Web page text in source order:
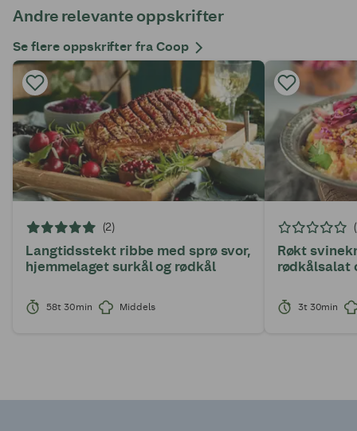
Andre relevante oppskrifter
Se flere oppskrifter fra Coop
(2)
Langtidsstekt ribbe med sprø svor,
hjemmelaget surkål og rødkål
58t 30min Middels
Røkt
rødkålsalat
3t 30min